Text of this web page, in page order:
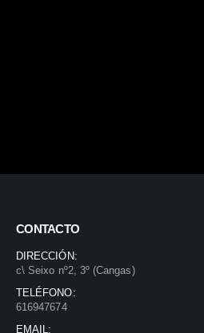
CONTACTO
DIRECCIÓN:
c\ Seixo nº2, 3º (Cangas)
TELÉFONO:
616947674
EMAIL: